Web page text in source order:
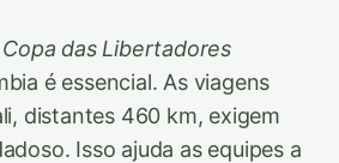
Copa das Libertadores
é essencial. As viagens
distantes 460 km, exigem
Isso ajuda as equipes a